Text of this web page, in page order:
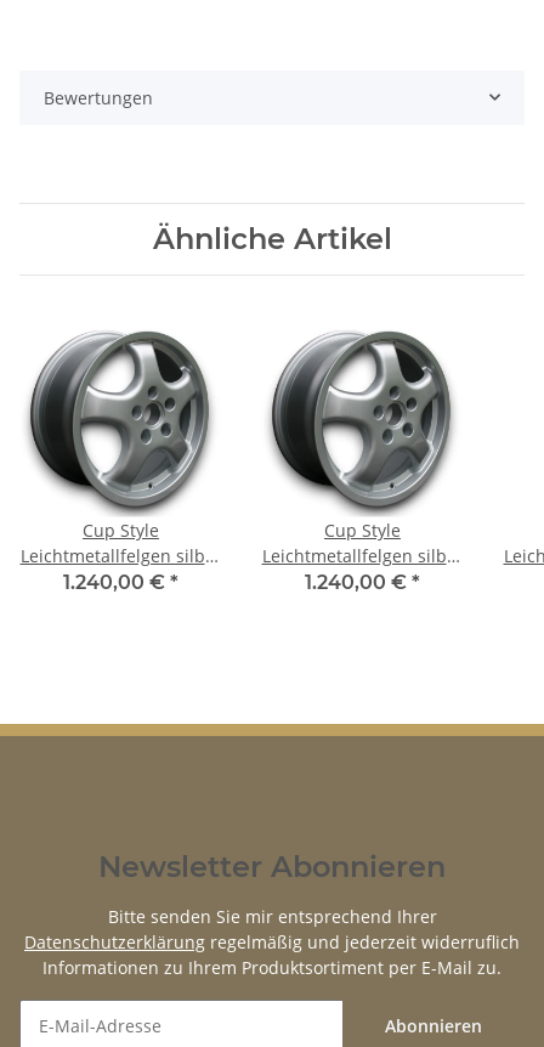
Bewertungen
Ähnliche Artikel
Cup Style
Leichtmetallfelgen silber
für VW Golf VI & VII
1.240,00 € *
Cup Style
Leichtmetallfelgen silber
für VW EOS 7,5x17 ET 38
1.240,00 € *
Newsletter Abonnieren
Bitte senden Sie mir entsprechend Ihrer
Datenschutzerklärung regelmäßig und jederzeit widerruflich
Informationen zu Ihrem Produktsortiment per E-Mail zu.
Abonnieren